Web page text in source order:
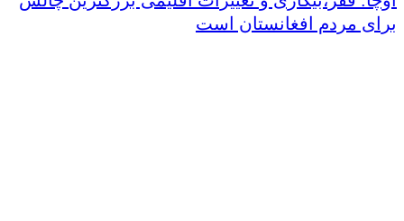
برای مردم افغانستان است